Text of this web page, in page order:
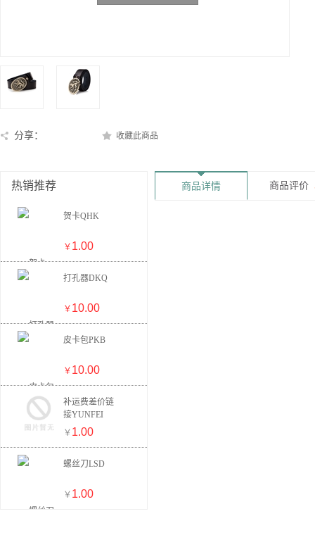
分享： 收藏此商品
热销推荐
贺卡QHK
￥ 1.00
打孔器DKQ
￥ 10.00
皮卡包PKB
￥ 10.00
补运费差价链
接YUNFEI
￥ 1.00
螺丝刀LSD
￥ 1.00
商品详情 商品评价